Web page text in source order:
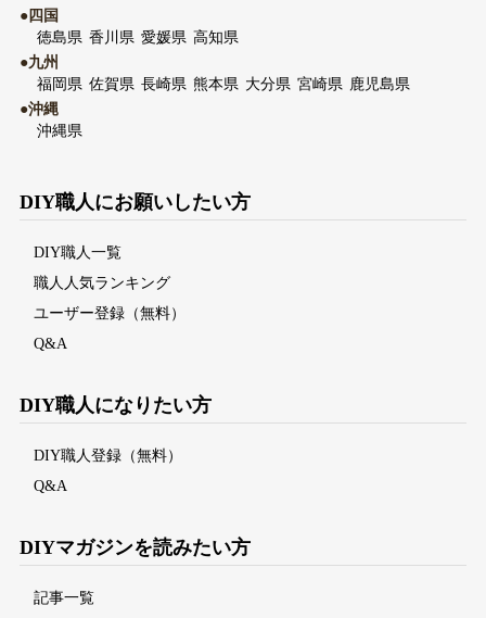
●四国
徳島県 香川県 愛媛県 高知県
●九州
福岡県 佐賀県 長崎県 熊本県 大分県 宮崎県 鹿児島県
●沖縄
沖縄県
DIY職人にお願いしたい方
DIY職人一覧
職人人気ランキング
ユーザー登録（無料）
Q&A
DIY職人になりたい方
DIY職人登録（無料）
Q&A
DIYマガジンを読みたい方
記事一覧